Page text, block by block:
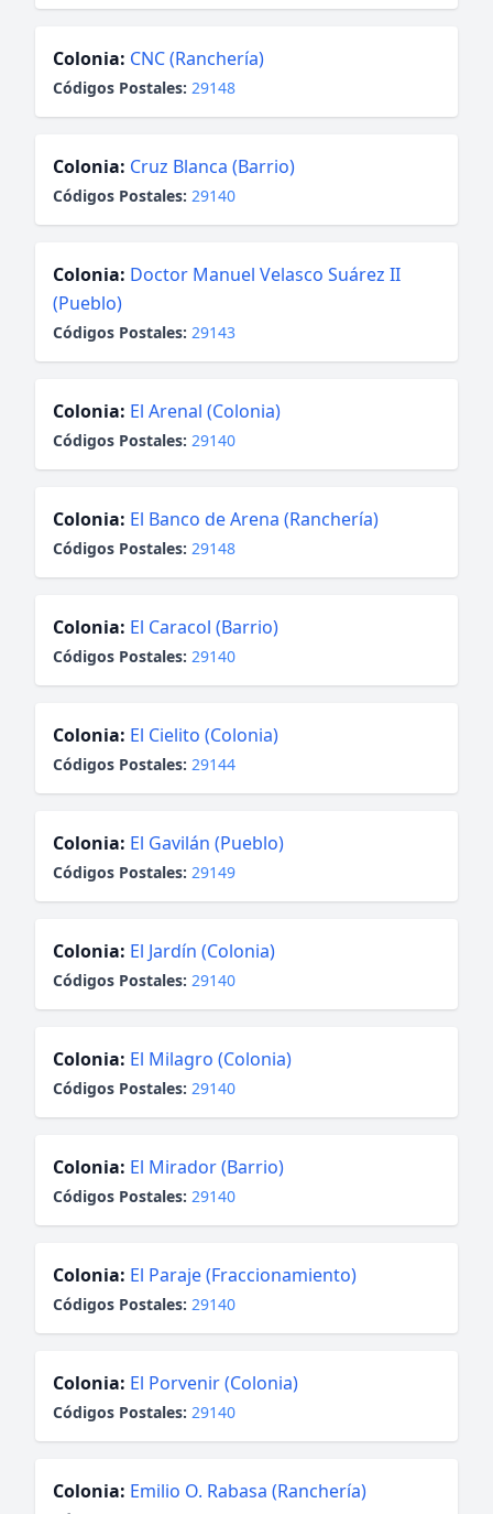
Colonia: CNC (Ranchería)
Códigos Postales: 29148
Colonia: Cruz Blanca (Barrio)
Códigos Postales: 29140
Colonia: Doctor Manuel Velasco Suárez II
(Pueblo)
Códigos Postales: 29143
Colonia: El Arenal (Colonia)
Códigos Postales: 29140
Colonia: El Banco de Arena (Ranchería)
Códigos Postales: 29148
Colonia: El Caracol (Barrio)
Códigos Postales: 29140
Colonia: El Cielito (Colonia)
Códigos Postales: 29144
Colonia: El Gavilán (Pueblo)
Códigos Postales: 29149
Colonia: El Jardín (Colonia)
Códigos Postales: 29140
Colonia: El Milagro (Colonia)
Códigos Postales: 29140
Colonia: El Mirador (Barrio)
Códigos Postales: 29140
Colonia: El Paraje (Fraccionamiento)
Códigos Postales: 29140
Colonia: El Porvenir (Colonia)
Códigos Postales: 29140
Colonia: Emilio O. Rabasa (Ranchería)